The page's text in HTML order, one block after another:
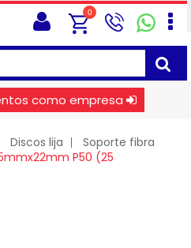
0
como empresa
Discos lija
Soporte fibra
P50 (25